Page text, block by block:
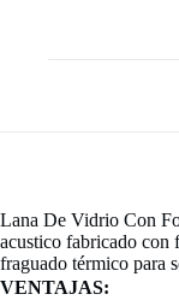
Lana De Vidrio Con
acustico fabricado con
fraguado térmico para
VENTAJAS: